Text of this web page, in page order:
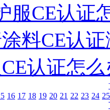
服CE认证
料CE认
认证怎
16 17 18 19 20 21 22 23 24 25